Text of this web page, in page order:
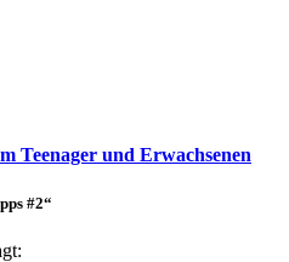
Teenager und Erwachsenen
#2“